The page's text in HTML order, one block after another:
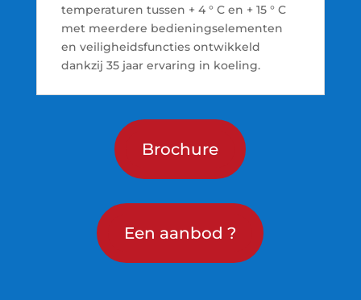
temperaturen tussen + 4 ° C en + 15 ° C
met meerdere bedieningselementen
en veiligheidsfuncties ontwikkeld
dankzij 35 jaar ervaring in koeling.
Brochure
Een aanbod ?